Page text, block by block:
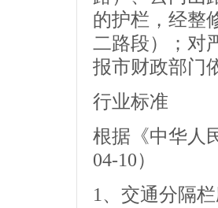
的护栏，经整
二路段）；对
报市财政部门
行业标准
根据《中华人
04-10）
1、交通分隔